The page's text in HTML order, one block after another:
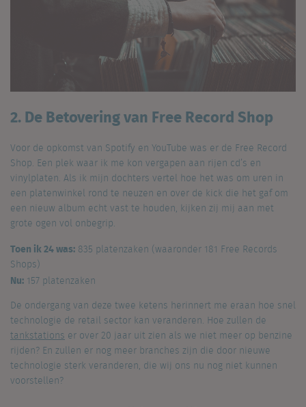
2. De Betovering van Free Record Shop
Voor de opkomst van Spotify en YouTube was er de Free Record
Shop. Een plek waar ik me kon vergapen aan rijen cd’s en
vinylplaten. Als ik mijn dochters vertel hoe het was om uren in
een platenwinkel rond te neuzen en over de kick die het gaf om
een nieuw album echt vast te houden, kijken zij mij aan met
grote ogen vol onbegrip.
Toen ik 24 was: 835 platenzaken (waaronder 181 Free Records
Shops)
Nu: 157 platenzaken
De ondergang van deze twee ketens herinnert me eraan hoe snel
technologie de retail sector kan veranderen. Hoe zullen de
tankstations er over 20 jaar uit zien als we niet meer op benzine
rijden? En zullen er nog meer branches zijn die door nieuwe
technologie sterk veranderen, die wij ons nu nog niet kunnen
voorstellen?